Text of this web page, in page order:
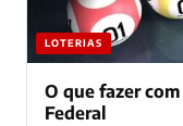
LOTERIAS
O que fazer
Federal